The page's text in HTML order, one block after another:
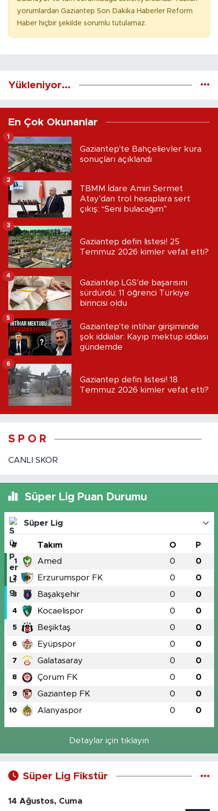
yorumlardan Gaziantep Son Dakika Haberler Reform
Haber hiçbir şekilde sorumlu tutulamaz.
Yükleniyor...
En Çok Okunanlar
Gaziantep'te Bahçelievler kura
sonuçları açıklandı
1
TBMM İdare Amiri Sermet
Atay’dan trol hesaplara sert
çıkış: “Seni bulacağım”
2
Gaziantep defin listesi! 25
Temmuz 2026 kimler vefat etti?
3
Gaziantep LGS’de başarısını
sürdürdü: 11 öğrenci Türkiye
birincisi oldu
4
Gaziantep'te intihar girişiminde
şok iddialar: Kayıp mektup iddiası
gündemde
5
Gaziantep defin listesi! 18
Temmuz 2026 kimler vefat etti?
6
S P O R
CANLI SKOR
Süper Lig Puan Durumu
Süper Lig
# Takım O P
1 Amed 0 0
2 Erzurumspor FK 0 0
3 Başakşehir 0 0
4 Kocaelispor 0 0
5 Beşiktaş 0 0
6 Eyüpspor 0 0
7 Galatasaray 0 0
8 Çorum FK 0 0
9 Gaziantep FK 0 0
10 Alanyaspor 0 0
Detaylar için tıklayın
Süper Lig Fikstür
14 Ağustos, Cuma